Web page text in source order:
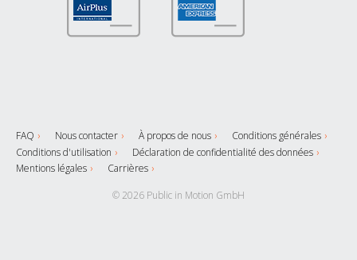
FAQ Nous contacter À propos de nous
Conditions générales
Conditions d'utilisation
Déclaration de confidentialité des données
Mentions légales
Carrières
© 2026 Public in Motion GmbH